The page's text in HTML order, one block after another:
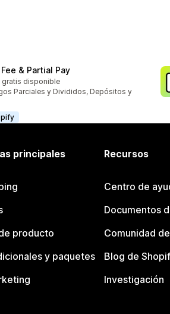
& Partial Pay
gratis disponible
Parciales y Divididos, Depósitos y
principales
producto
y paquetes
Recursos
Centro de
Documentos
Comunidad
Blog de
Investigación